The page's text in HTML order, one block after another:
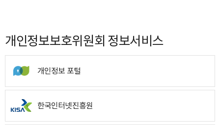
개인정보보호위원회 정보서비스
개인정보 포털
한국인터넷진흥원